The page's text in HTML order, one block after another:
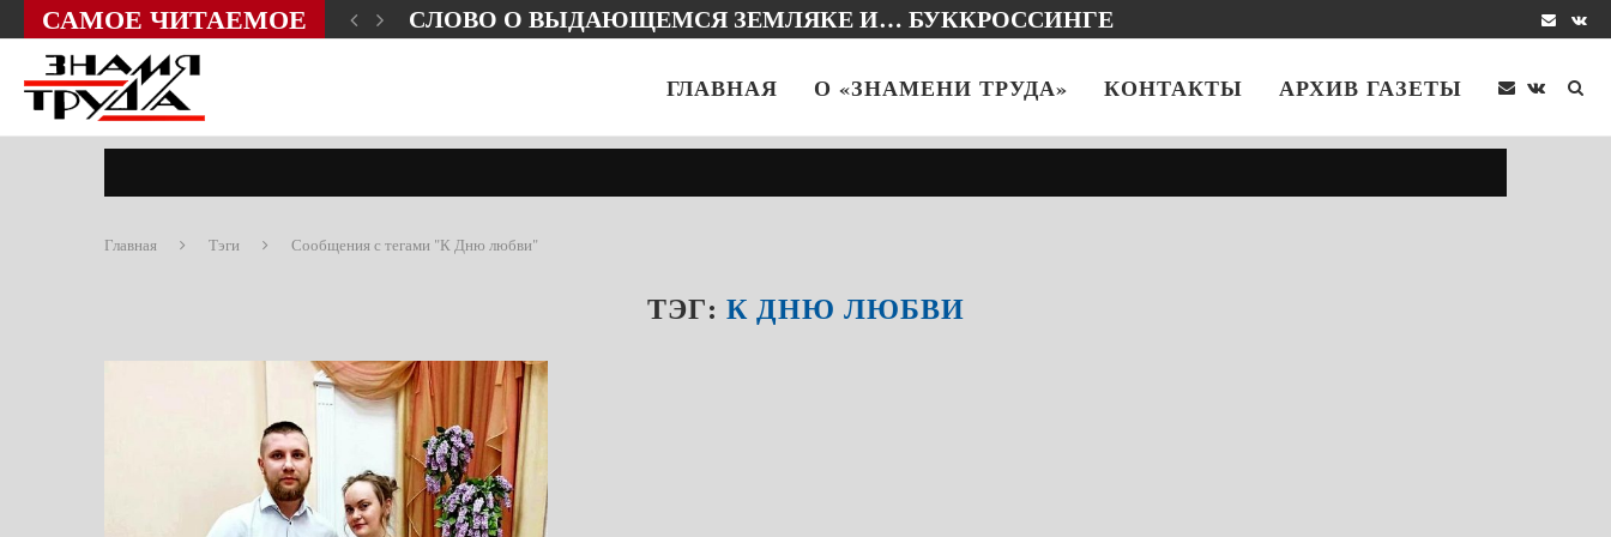
САМОЕ ЧИТАЕМОЕ СЛОВО О ВЫДАЮЩЕМСЯ ЗЕМЛЯКЕ И… БУККРОССИНГЕ
ГЛАВНАЯ О «ЗНАМЕНИ ТРУДА» КОНТАКТЫ АРХИВ ГАЗЕТЫ
Главная Тэги Сообщения с тегами "К Дню любви"
ТЭГ: К ДНЮ ЛЮБВИ